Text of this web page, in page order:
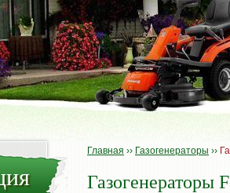
Главная ›› Газогенераторы ››
Газогенераторы